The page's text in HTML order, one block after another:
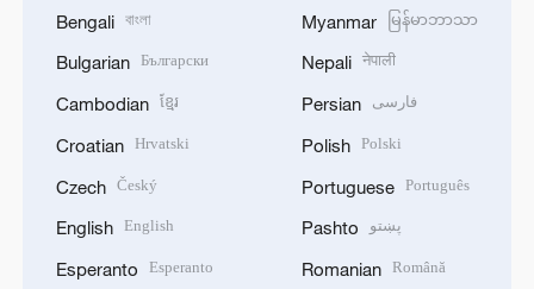
Bengali বাংলা
Bulgarian Български
Cambodian ខ្មែរ
Croatian Hrvatski
Czech Český
English English
Esperanto Esperanto
Myanmar မြန်မာဘာသာ
Nepali नेपाली
Persian فارسی
Polish Polski
Portuguese Português
Pashto پښتو
Romanian Română